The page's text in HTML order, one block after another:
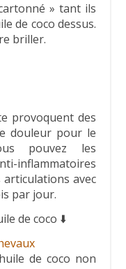
» tant ils
de coco dessus.
briller.
provoquent des
douleur pour le
pouvez les
inflammatoires
articulations avec
par jour.
de coco ⬇️
de coco non